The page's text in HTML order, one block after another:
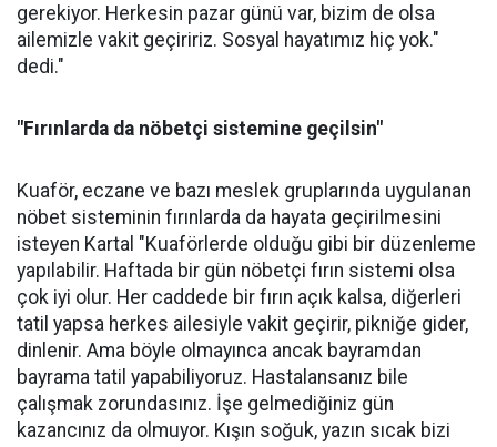
gerekiyor. Herkesin pazar günü var, bizim de olsa
ailemizle vakit geçiririz. Sosyal hayatımız hiç yok."
dedi."
"Fırınlarda da nöbetçi sistemine geçilsin"
Kuaför, eczane ve bazı meslek gruplarında uygulanan
nöbet sisteminin fırınlarda da hayata geçirilmesini
isteyen Kartal "Kuaförlerde olduğu gibi bir düzenleme
yapılabilir. Haftada bir gün nöbetçi fırın sistemi olsa
çok iyi olur. Her caddede bir fırın açık kalsa, diğerleri
tatil yapsa herkes ailesiyle vakit geçirir, pikniğe gider,
dinlenir. Ama böyle olmayınca ancak bayramdan
bayrama tatil yapabiliyoruz. Hastalansanız bile
çalışmak zorundasınız. İşe gelmediğiniz gün
kazancınız da olmuyor. Kışın soğuk, yazın sıcak bizi